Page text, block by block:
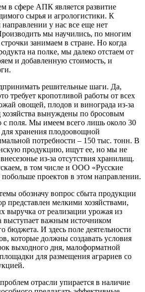
в сфере АПК является развитие
сырья и агрологистики. К
у нас все еще нет
мы научились, по многим
занимаем в стране. Но когда
на полке, мы далеко отстаем от
и добавленную стоимость, и
решительные шаги. Да,
требует кропотливой работы от всех
овощей, плодов и винограда из-за
хозяйства вынуждены по бросовым
с поля. Мы имеем всего лишь около 30
хранения плодоовощной
потребности – 150 тыс. тонн. В
продукцию, ищут ее, но мы не
из-за отсутствия хранилищ.
в том числе и ООО «Русские
проектов в этом направлении.
обозначу вопрос сбыта продукции
представлен мелкими хозяйствами,
выручка от реализации урожая из
выступает важным источником
бюджета. И здесь поле деятельности
которые должны создавать условия
выходного дня, малоформатной
для размещения аграриев со
отрасли упирается в наличие